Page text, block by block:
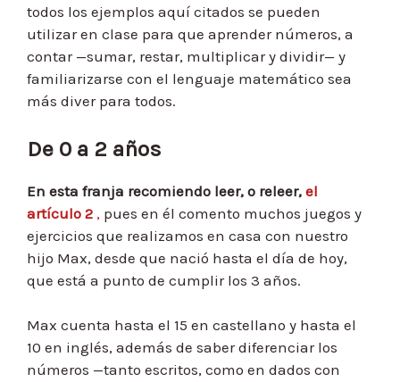
todos los ejemplos aquí citados se pueden
utilizar en clase para que aprender números, a
contar —sumar, restar, multiplicar y dividir— y
familiarizarse con el lenguaje matemático sea
más diver para todos.
De 0 a 2 años
En esta franja recomiendo leer, o releer, el
artículo 2 , pues en él comento muchos juegos y
ejercicios que realizamos en casa con nuestro
hijo Max, desde que nació hasta el día de hoy,
que está a punto de cumplir los 3 años.
Max cuenta hasta el 15 en castellano y hasta el
10 en inglés, además de saber diferenciar los
números —tanto escritos, como en dados con